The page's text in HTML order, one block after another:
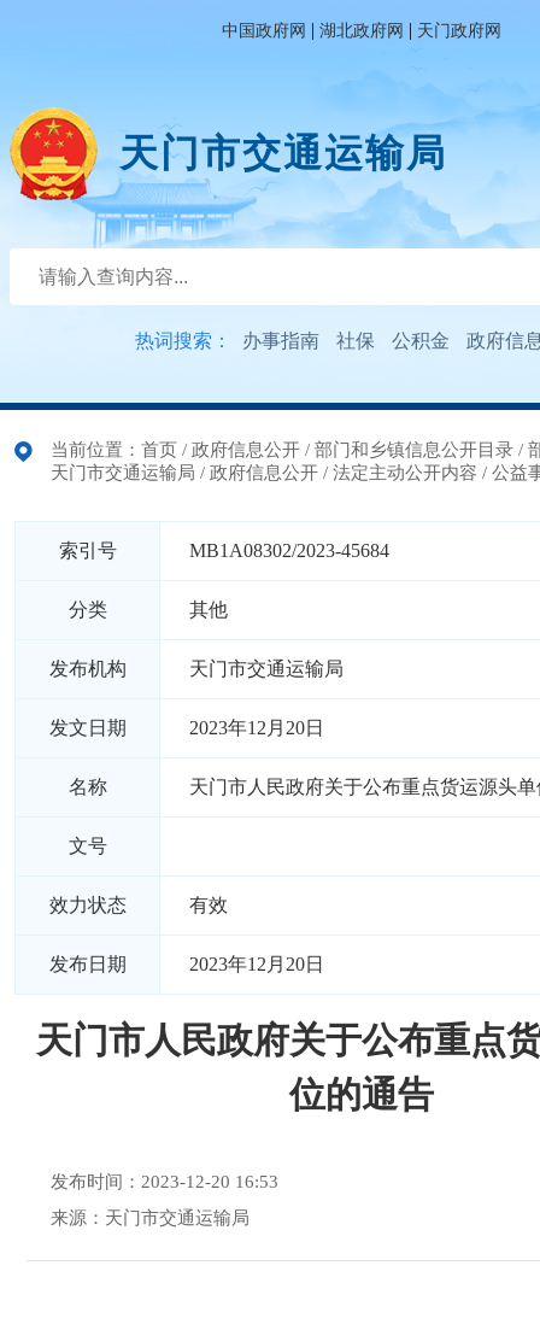
中国政府网 | 湖北政府网 | 天门政府网
天门市交通运输局
热词搜索： 办事指南 社保 公积金 政府信
当前位置： 首页 / 政府信息公开 / 部门和乡镇信息公开目录 /
天门市交通运输局 / 政府信息公开 / 法定主动公开内容 / 公益
索引号 MB1A08302/2023-45684
分类 其他
发布机构 天门市交通运输局
发文日期 2023年12月20日
名称 天门市人民政府关于公布重点货运源头
文号
效力状态 有效
发布日期 2023年12月20日
天门市人民政府关于公布重点
位的通告
发布时间：2023-12-20 16:53
来源：天门市交通运输局